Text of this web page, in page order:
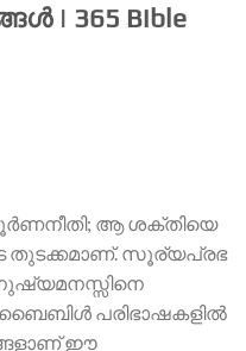
| 365 Bible
ആ ശക്തിയെ
സൂര്യപ്രഭ
ബൈബിൾ പരിഭാഷകളിൽ
ഈ